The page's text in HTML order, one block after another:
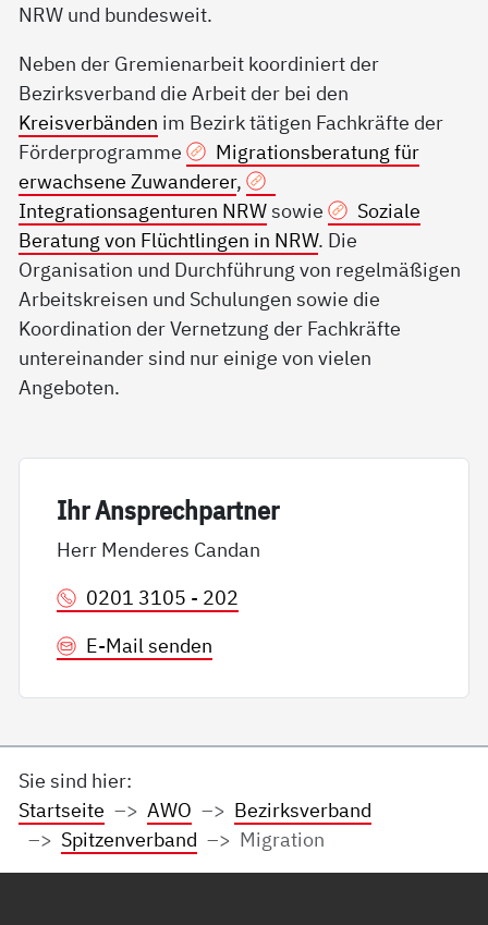
NRW und bundesweit.
Neben der Gremienarbeit koordiniert der
Bezirksverband die Arbeit der bei den
Kreisverbänden im Bezirk tätigen Fachkräfte der
Förderprogramme
Migrationsberatung für
erwachsene Zuwanderer,
Integrationsagenturen NRWsowie
Soziale
Beratung von Flüchtlingen in NRW. Die
Organisation und Durchführung von regelmäßigen
Arbeitskreisen und Schulungen sowie die
Koordination der Vernetzung der Fachkräfte
untereinander sind nur einige von vielen
Angeboten.
Ihr An­sp­rech­part­ner
Herr Menderes Candan
0201 3105 - 202
E-Mail senden
Sie sind hier:
Startseite
AWO
Bezirksverband
Spitzenverband
Migration